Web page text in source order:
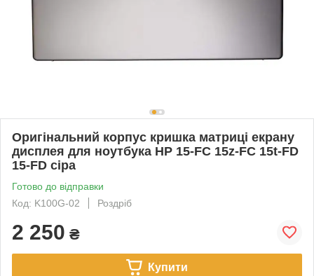
Оригінальний корпус кришка матриці екрану
дисплея для ноутбука HP 15-FC 15z-FC 15t-FD
15-FD сіра
Готово до відправки
Код: K100G-02
Роздріб
2 250 ₴
Купити